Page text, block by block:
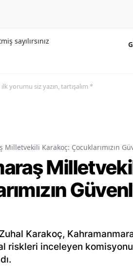
sayılırsınız
yorumu siz yazın, tartışalım *
Milletvekili Karakoç: Çocuklarımızın
Karakoç,
riskleri inceleyen